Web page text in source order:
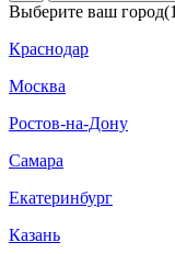
Выберите ваш город
Краснодар
Москва
Ростов-на-Дону
Самара
Екатеринбург
Казань